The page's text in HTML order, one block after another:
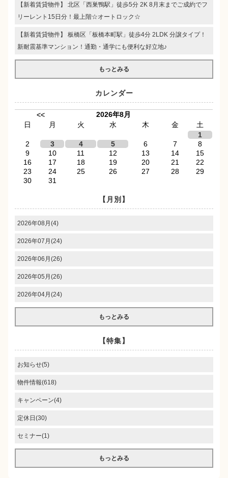
【新着賃貸物件】 北区「西巣鴨駅」徒歩5分 2K 8月末までご成約でフ
リーレント15日分！最上階☆オートロック☆
【新着賃貸物件】 板橋区「板橋本町駅」徒歩4分 2LDK 分譲タイプ！
新耐震基準マンション！通勤・通学にも便利な好立地♪
もっとみる
カレンダー
<<
2026年8月
日
月 火 水 木 金
土
1
2
3 4 5 6 7
8
9
10 11 12 13 14
15
16
17 18 19 20 21
22
23
24 25 26 27 28
29
30
31
【月別】
2026年08月(4)
2026年07月(24)
2026年06月(26)
2026年05月(26)
2026年04月(24)
もっとみる
【特集】
お知らせ(5)
物件情報(618)
キャンペーン(4)
定休日(30)
セミナー(1)
もっとみる